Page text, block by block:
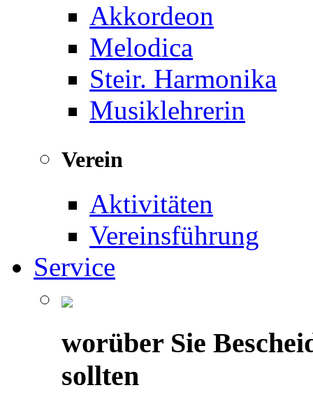
Akkordeon
Melodica
Steir. Harmonika
Musiklehrerin
Verein
Aktivitäten
Vereinsführung
Service
worüber Sie
sollten